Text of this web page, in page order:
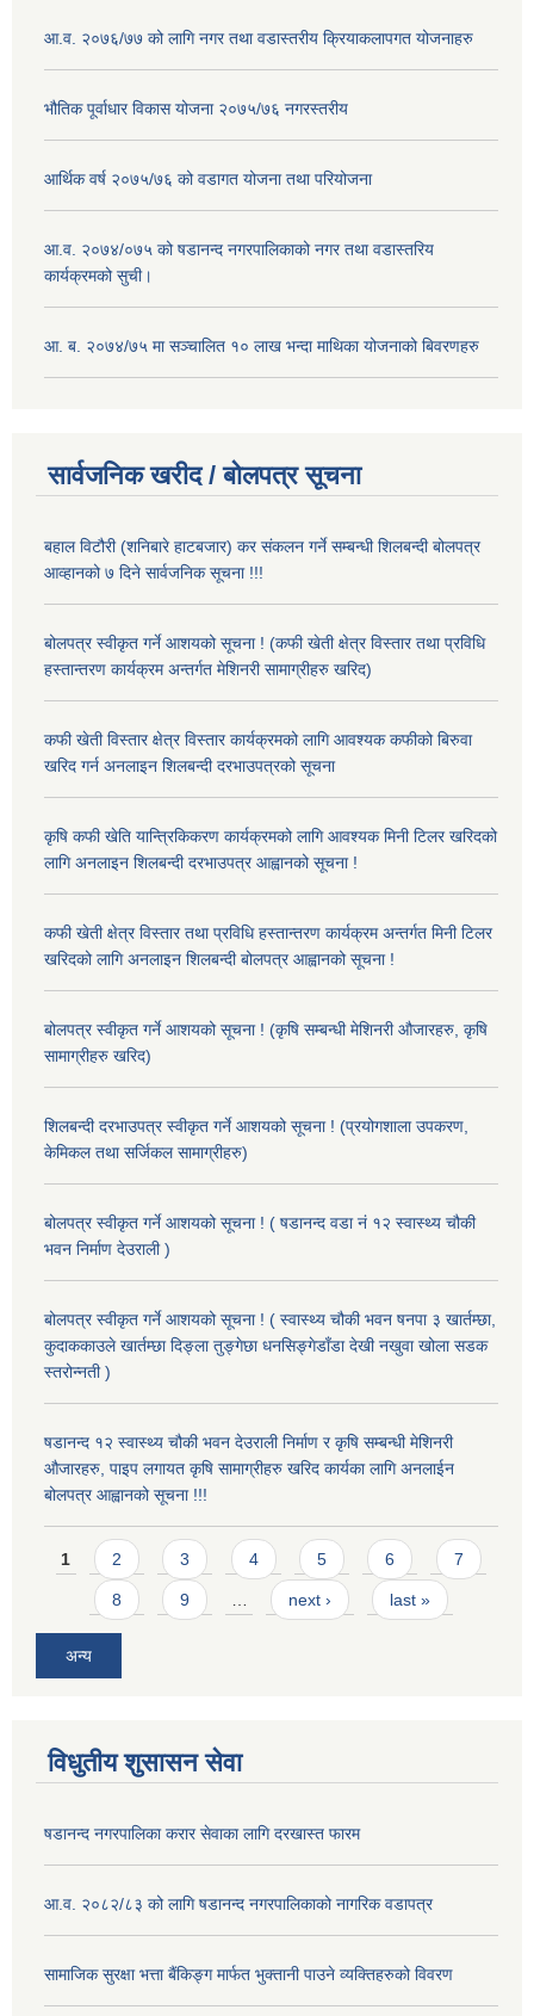
आ.व. २०७६/७७ को लागि नगर तथा वडास्तरीय क्रियाकलापगत योजनाहरु
भौतिक पूर्वाधार विकास योजना २०७५/७६ नगरस्तरीय
आर्थिक वर्ष २०७५/७६ को वडागत योजना तथा परियोजना
आ.व. २०७४/०७५ को षडानन्द नगरपालिकाको नगर तथा वडास्तरिय
कार्यक्रमको सुची।
आ. ब. २०७४/७५ मा सञ्चालित १० लाख भन्दा माथिका योजनाको बिवरणहरु
सार्वजनिक खरीद / बोलपत्र सूचना
बहाल विटौरी (शनिबारे हाटबजार) कर संकलन गर्ने सम्बन्धी शिलबन्दी बोलपत्र
आव्हानको ७ दिने सार्वजनिक सूचना !!!
बोलपत्र स्वीकृत गर्ने आशयको सूचना ! (कफी खेती क्षेत्र विस्तार तथा प्रविधि
हस्तान्तरण कार्यक्रम अन्तर्गत मेशिनरी सामाग्रीहरु खरिद)
कफी खेती विस्तार क्षेत्र विस्तार कार्यक्रमको लागि आवश्यक कफीको बिरुवा
खरिद गर्न अनलाइन शिलबन्दी दरभाउपत्रको सूचना
कृषि कफी खेति यान्त्रिकिकरण कार्यक्रमको लागि आवश्यक मिनी टिलर खरिदको
लागि अनलाइन शिलबन्दी दरभाउपत्र आह्वानको सूचना !
कफी खेती क्षेत्र विस्तार तथा प्रविधि हस्तान्तरण कार्यक्रम अन्तर्गत मिनी टिलर
खरिदको लागि अनलाइन शिलबन्दी बोलपत्र आह्वानको सूचना !
बोलपत्र स्वीकृत गर्ने आशयको सूचना ! (कृषि सम्बन्धी मेशिनरी औजारहरु, कृषि
सामाग्रीहरु खरिद)
शिलबन्दी दरभाउपत्र स्वीकृत गर्ने आशयको सूचना ! (प्रयोगशाला उपकरण,
केमिकल तथा सर्जिकल सामाग्रीहरु)
बोलपत्र स्वीकृत गर्ने आशयको सूचना ! ( षडानन्द वडा नं १२ स्वास्थ्य चौकी
भवन निर्माण देउराली )
बोलपत्र स्वीकृत गर्ने आशयको सूचना ! ( स्वास्थ्य चौकी भवन षनपा ३ खार्तम्छा,
कुदाककाउले खार्तम्छा दिङ्ला तुङ्गेछा धनसिङ्गेडाँडा देखी नखुवा खोला सडक
स्तरोन्नती )
षडानन्द १२ स्वास्थ्य चौकी भवन देउराली निर्माण र कृषि सम्बन्धी मेशिनरी
औजारहरु, पाइप लगायत कृषि सामाग्रीहरु खरिद कार्यका लागि अनलाईन
बोलपत्र आह्वानको सूचना !!!
Pages
1 2 3 4 5 6 7
8 9 … next › last »
अन्य
विधुतीय शुसासन सेवा
षडानन्द नगरपालिका करार सेवाका लागि दरखास्त फारम
आ.व. २०८२/८३ को लागि षडानन्द नगरपालिकाको नागरिक वडापत्र
सामाजिक सुरक्षा भत्ता बैंकिङ्ग मार्फत भुक्तानी पाउने व्यक्तिहरुको विवरण